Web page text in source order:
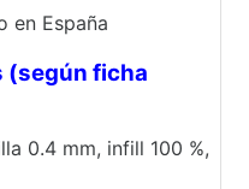
en España
(según ficha
0.4 mm, infill 100 %,